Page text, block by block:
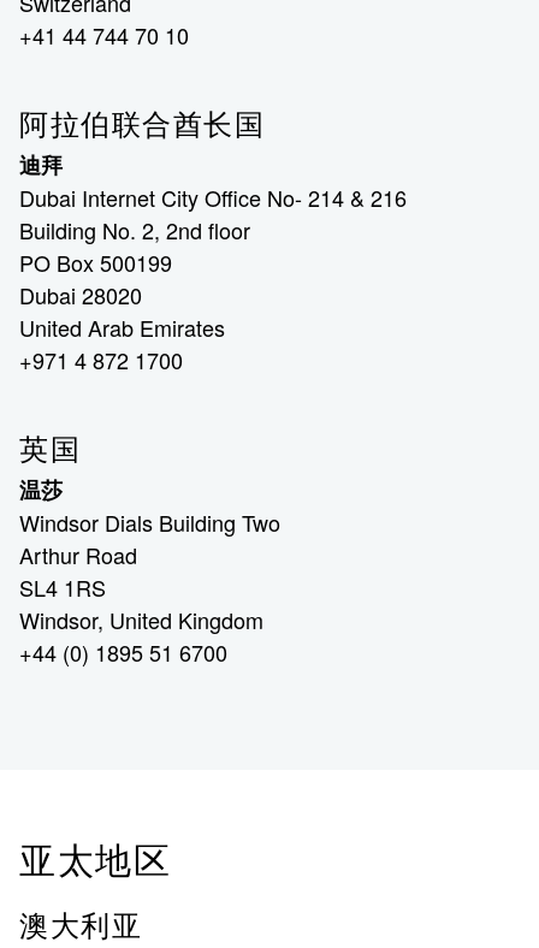
+41 44 744 70 10
阿拉伯联合酋长国
迪拜
Dubai Internet City Office No- 214 & 216
Building No. 2, 2nd floor
PO Box 500199
Dubai 28020
United Arab Emirates
+971 4 872 1700
英国
温莎
Windsor Dials Building Two
Arthur Road
SL4 1RS
Windsor, United Kingdom
+44 (0) 1895 51 6700
亚太地区
澳大利亚